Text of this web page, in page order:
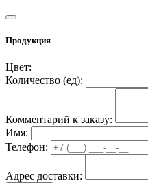
Продукция
Цвет:
Количество (ед):
Комментарий к заказу:
Имя:
Телефон:
Адрес доставки: